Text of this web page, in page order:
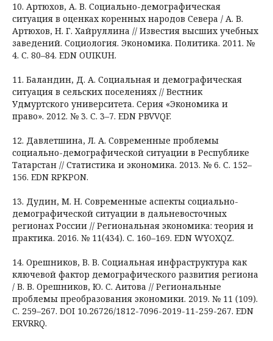
10. Артюхов, А. В. Социально-демографическая
ситуация в оценках коренных народов Севера / А. В.
Артюхов, Н. Г. Хайруллина // Известия высших учебных
заведений. Социология. Экономика. Политика. 2011. №
4. С. 80–84. EDN OUIKUH.
11. Баландин, Д. А. Социальная и демографическая
ситуация в сельских поселениях // Вестник
Удмуртского университета. Серия «Экономика и
право». 2012. № 3. С. 3–7. EDN PBVVQF.
12. Давлетшина, Л. А. Современные проблемы
социально-демографической ситуации в Республике
Татарстан // Статистика и экономика. 2013. № 6. С. 152–
156. EDN RPKPON.
13. Дудин, М. Н. Современные аспекты социально-
демографической ситуации в дальневосточных
регионах России // Региональная экономика: теория и
практика. 2016. № 11(434). С. 160–169. EDN WYOXQZ.
14. Орешников, В. В. Социальная инфраструктура как
ключевой фактор демографического развития региона
/ В. В. Орешников, Ю. С. Аитова // Региональные
проблемы преобразования экономики. 2019. № 11 (109).
С. 259–267. DOI 10.26726/1812-7096-2019-11-259-267. EDN
ERVRRQ.